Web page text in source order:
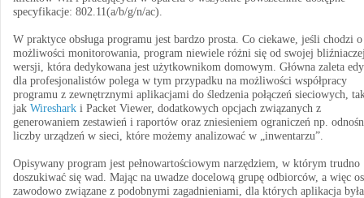
specyfikacje: 802.11(a/b/g/n/ac).
W praktyce obsługa programu jest bardzo prosta. Co ciekawe, jeśli chodzi o
możliwości monitorowania, program niewiele różni się od swojej
wersji, która dedykowana jest użytkownikom domowym. Główna zaleta
dla profesjonalistów polega w tym przypadku na możliwości współpracy
programu z zewnętrznymi aplikacjami do śledzenia połączeń sieciowych,
jak Wireshark i Packet Viewer, dodatkowych opcjach związanych z
generowaniem zestawień i raportów oraz zniesieniem ograniczeń np.
liczby urządzeń w sieci, które możemy analizować w „inwentarzu”.
Opisywany program jest pełnowartościowym narzędziem, w którym trudno
doszukiwać się wad. Mając na uwadze docelową grupę odbiorców, a więc
zawodowo związane z podobnymi zagadnieniami, dla których aplikacja